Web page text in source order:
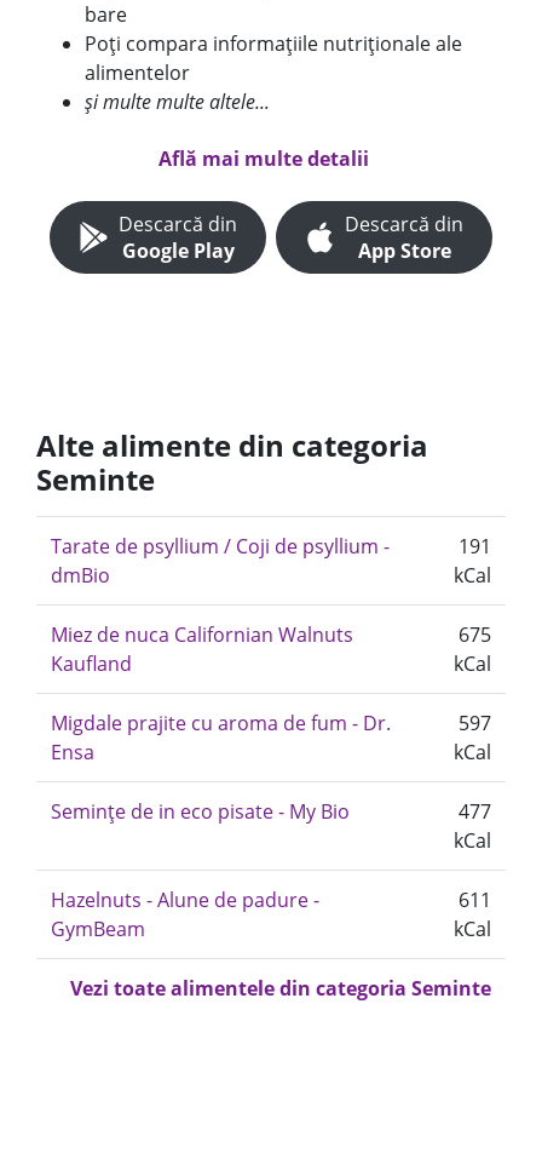
bare
Poți compara informațiile nutriționale ale
alimentelor
și multe multe altele...
Află mai multe detalii
Descarcă din
Google Play
Descarcă din
App Store
Alte alimente din categoria
Seminte
Tarate de psyllium / Coji de psyllium -
dmBio
191
kCal
Miez de nuca Californian Walnuts
Kaufland
675
kCal
Migdale prajite cu aroma de fum - Dr.
Ensa
597
kCal
Semințe de in eco pisate - My Bio
477
kCal
Hazelnuts - Alune de padure -
GymBeam
611
kCal
Vezi toate alimentele din categoria Seminte